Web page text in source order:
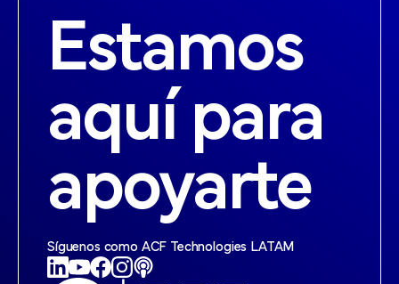
Estamos
aquí para
apoyarte
Síguenos como ACF Technologies LATAM